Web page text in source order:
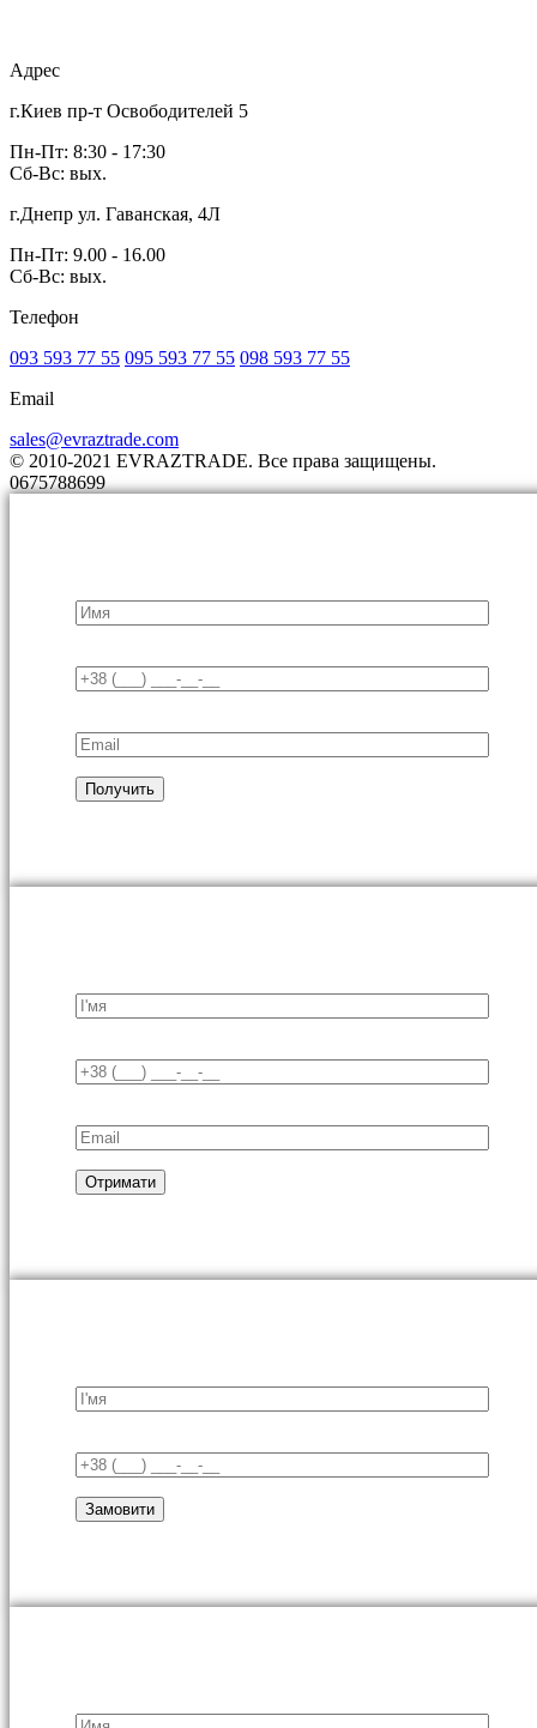
Адрес
г.Киев пр-т Освободителей 5
Пн-Пт: 8:30 - 17:30
Сб-Вс: вых.
г.Днепр ул. Гаванская, 4Л
Пн-Пт: 9.00 - 16.00
Сб-Вс: вых.
Телефон
093 593 77 55 095 593 77 55 098 593 77 55
Email
sales@evraztrade.com
© 2010-2021 EVRAZTRADE. Все права защищены.
0675788699